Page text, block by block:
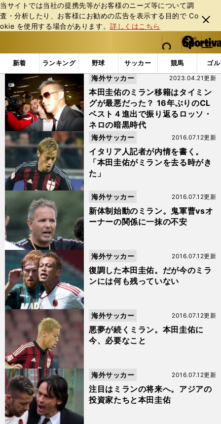
当サイトでは当社の提携先等がお客様のニーズ等について調
査・分析したり、お客様にお勧めの広告を表⽰する⽬的で Co
okie を使⽤する場合があります。詳しくはこちら
閉じ
る
web Sportiva (webスポルティーバ)
検索
マイペ
ー
ジ
メニュ
新着 ランキング 野球 サッカー 競馬 ゴ
b
ス
ル
テ
ィ
ー
バ
「#ベルルスコーニ」の最新ニュース・ 情報
本田圭佑のミラン移籍はタイミン
グが最悪だった？ 16年ぶりのCL
ベスト４進出で振り返るロッソ・
ネロの暗黒時代
2023.04.21更新
海外サッカー
イタリア人記者が内情を書く。
「本田圭佑がミランを去る時がき
た」
2016.07.12更新
海外サッカー
新体制始動のミラン。鬼軍曹vsオ
ーナーの関係に一抹の不安
2016.07.12更新
海外サッカー
復調した本田圭佑。だが今のミラ
ンには何も残っていない
2016.07.12更新
海外サッカー
悪夢が続くミラン。本田圭佑に
今、必要なこと
2016.07.12更新
海外サッカー
注目はミランの将来へ。アジアの
投資家たちと本田圭佑
2016.07.12更新
海外サッカー